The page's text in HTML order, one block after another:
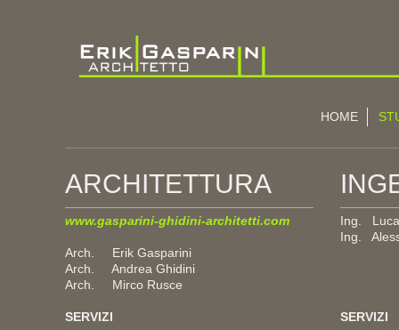
HOME
ARCHITETTURA
www.gasparini-ghidini-architetti.com
Arch. Erik Gasparini
Arch. Andrea Ghidini
Arch. Mirco Rusce
SERVIZI
Ing.
Ing.
SERVIZI